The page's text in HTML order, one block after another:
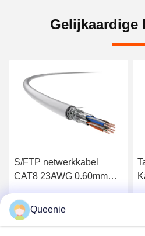
Gelijkaardige
S/FTP netwerkkabel
CAT8 23AWG 0.60mm
Queenie